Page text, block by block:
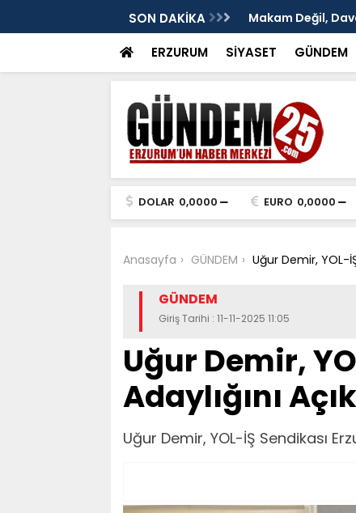
SON DAKİKA
Murat Yakut'un İz Bırakan Başkanlığı
TÜRKAV Erzurum
ve Terakki
ERZURUM SİYASET GÜNDEM
DOLAR 0,0000 EURO 0,0000
Anasayfa GÜNDEM Uğur Demir, YOL-
GÜNDEM
Giriş Tarihi : 11-11-2025 11:05
Uğur Demir,
Adaylığını
Uğur Demir, YOL-İŞ Sendikası